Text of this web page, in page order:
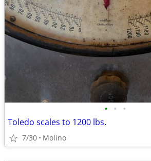
• • •
Toledo scales to 1200 lbs.
7/30 Molino